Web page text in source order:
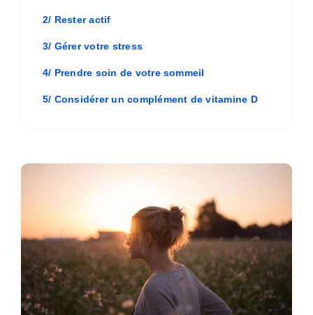
2/ Rester actif
3/ Gérer votre stress
4/ Prendre soin de votre sommeil
5/ Considérer un complément de vitamine D